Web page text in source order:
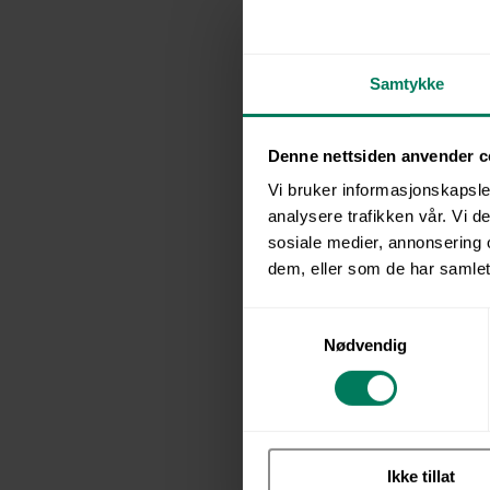
Samtykke
Denne nettsiden anvender
Vi bruker
analysere trafikken vår. Vi
sosiale medier,
dem, eller som de har
Nødvendig
Ikke tillat
your own
The goal of
promote
your
As a
being and
aware of and
introduces